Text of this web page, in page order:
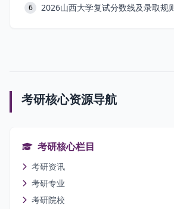
6 2026山西大学复试分数线及录取规
考研核心资源导航
考研核心栏目
考研资讯
考研专业
考研院校